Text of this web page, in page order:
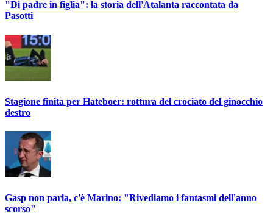
"Di padre in figlia": la storia dell'Atalanta raccontata da
Pasotti
Stagione finita per Hateboer: rottura del crociato del ginocchio
destro
Gasp non parla, c'è Marino: "Rivediamo i fantasmi dell'anno
scorso"